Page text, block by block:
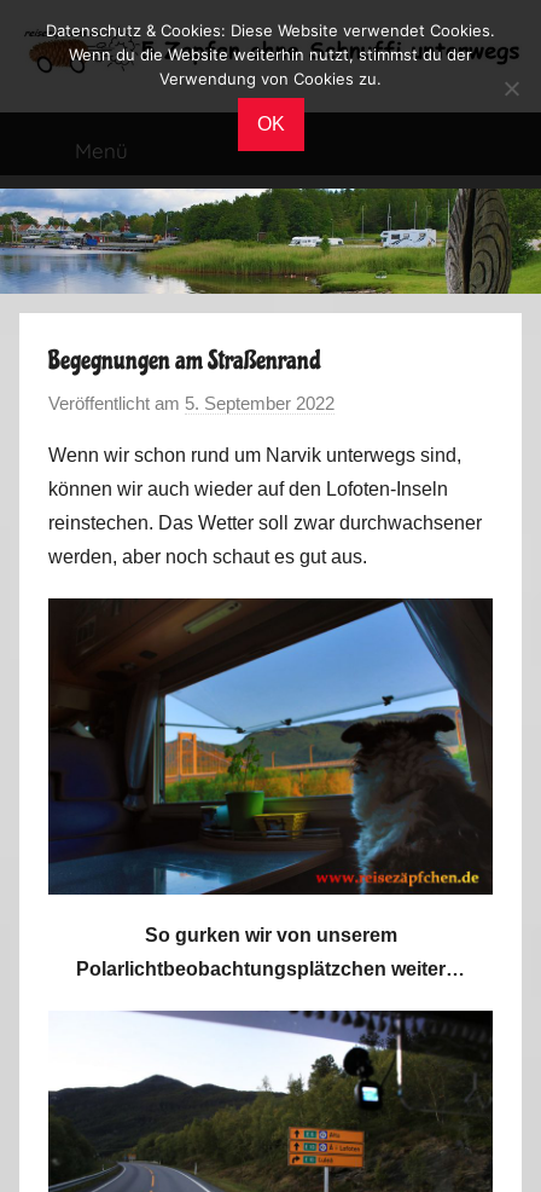
Inhalt
Reiseblog
im
Wohnmobil
Menü
Begegnungen am Straßenrand
Veröffentlicht am 5. September 2022
n
M
a
r
u
Wenn wir schon rund um Narvik unterwegs sind,
können wir auch wieder auf den Lofoten-Inseln
reinstechen. Das Wetter soll zwar durchwachsener
werden, aber noch schaut es gut aus.
So gurken wir von unserem
Polarlichtbeobachtungsplätzchen weiter…
Datenschutz & Cookies: Diese Website verwendet Cookies.
Wenn du die Website weiterhin nutzt, stimmst du der
Verwendung von Cookies zu.
OK